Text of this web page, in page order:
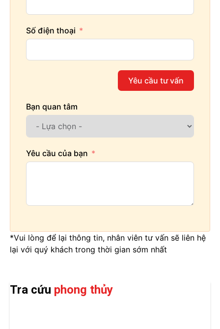
Số điện thoại
Yêu cầu tư vấn
Bạn quan tâm
Yêu cầu của bạn
*Vui lòng để lại thông tin, nhân viên tư vấn sẽ liên hệ
lại với quý khách trong thời gian sớm nhất
Tra cứu phong thủy